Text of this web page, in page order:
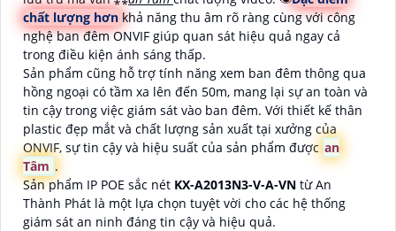
chất lượng hơn khả năng thu âm rõ ràng cùng với công
nghệ ban đêm ONVIF giúp quan sát hiệu quả ngay cả
trong điều kiện ánh sáng thấp.
Sản phẩm cũng hỗ trợ tính năng xem ban đêm thông qua
hồng ngoại có tầm xa lên đến 50m, mang lại sự an toàn và
tin cậy trong việc giám sát vào ban đêm. Với thiết kế thân
plastic đẹp mắt và chất lượng sản xuất tại xưởng của
ONVIF, sự tin cậy và hiệu suất của sản phẩm được an
Tâm .
Sản phẩm IP POE sắc nét KX-A2013N3-V-A-VN từ An
Thành Phát là một lựa chọn tuyệt vời cho các hệ thống
giám sát an ninh đáng tin cậy và hiệu quả.